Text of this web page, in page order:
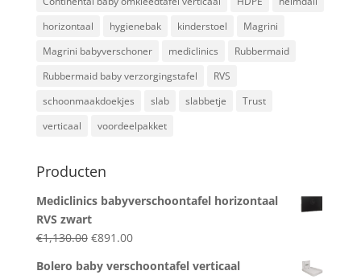
horizontaal
hygienebak kinderstoel
Magrini
Magrini babyverschoner
mediclinics
Rubbermaid
Rubbermaid baby verzorgingstafel
RVS
schoonmaakdoekjes
slab slabbetje
Trust
verticaal
voordeelpakket
Producten
Mediclinics babyverschoontafel horizontaal
RVS zwart
€1,130.00 Original
was:
€891.00Current
is:
Bolero baby verschoontafel verticaal